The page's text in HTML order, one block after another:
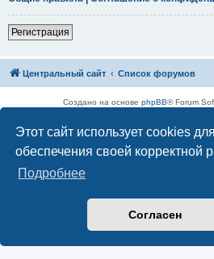
Этот сайт использует cookies для
обеспечения своей корректной
Подробнее
Согласен
Регистрация
Центральный сайт Список форумов
Создано на основе phpBB® Forum
Конфиденциальность|